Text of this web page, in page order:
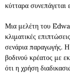
κύτταρα συνεπάγεται
Μια μελέτη του
κλιματικές
σενάρια παραγωγής.
βοδινού κρέατος με
ότι η χρήση